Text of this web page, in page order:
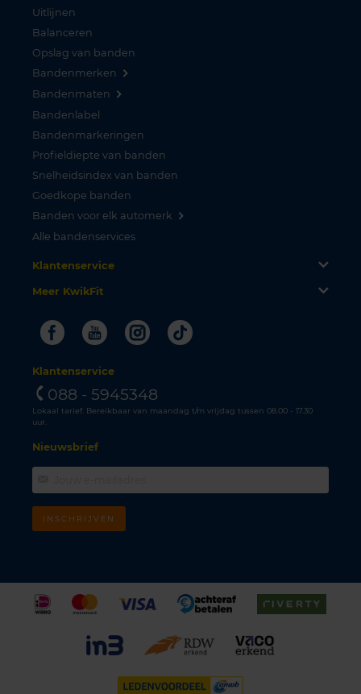
Uitlijnen
Balanceren
Opslag van banden
Bandenmerken
Bandenmaten
Bandenlabel
Bandenmarkeringen
Profieldiepte van banden
Snelheidsindex van banden
Goedkope banden
Banden voor elk automerk
Alle bandenservices
Klantenservice
Meer KwikFit
FacebookYoutubeInstagram
Tiktok
Klantenservice
088 - 5945348
Lokaal tarief. Bereikbaar van maandag t/m vrijdag tussen 08.00 - 17.30
uur.
Nieuwsbrief
INSCHRIJVEN